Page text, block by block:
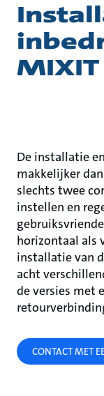
MIXIT
De installatie
makkelijker
slechts twee
instellen en
horizontaal als
installatie van
acht
de versies met
CONTACT MET